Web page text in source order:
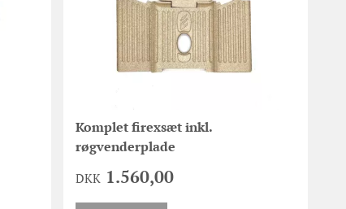
Komplet firexsæt inkl.
røgvenderplade
DKK1.560,00